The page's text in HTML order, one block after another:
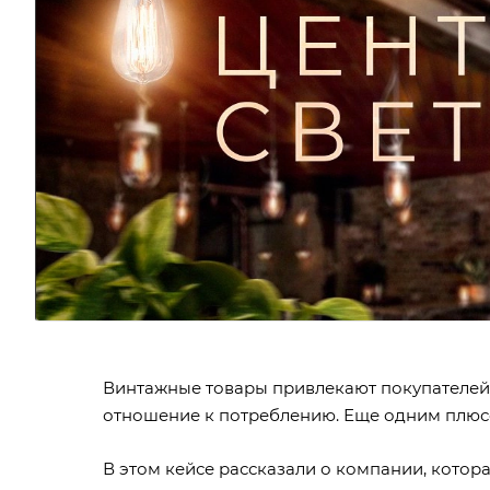
Винтажные товары привлекают
отношение к потреблению. Еще одним
В этом кейсе рассказали о компании,